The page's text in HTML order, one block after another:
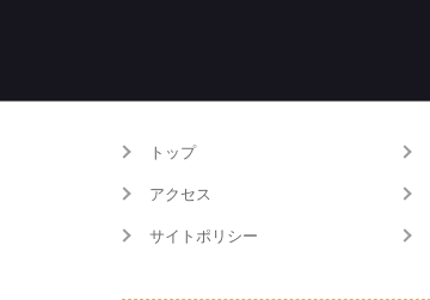
トップ
アクセス
サイトポリシー